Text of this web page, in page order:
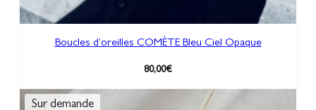
Boucles d’oreilles COMÈTE Bleu Ciel Opaque
80,00€